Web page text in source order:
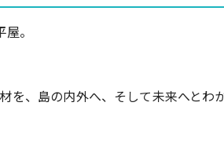
。
を、島の内外へ、そして未来へとわ